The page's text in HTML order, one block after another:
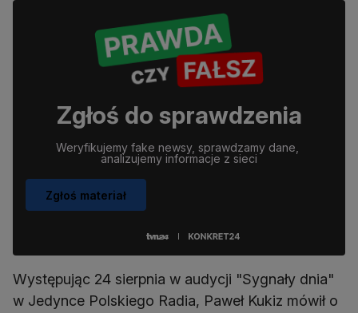
Zgłoś do sprawdzenia
Weryfikujemy fake newsy, sprawdzamy dane,
analizujemy informacje z sieci
Zgłoś materiał
Występując 24 sierpnia w audycji "Sygnały dnia"
w Jedynce Polskiego Radia, Paweł Kukiz mówił o